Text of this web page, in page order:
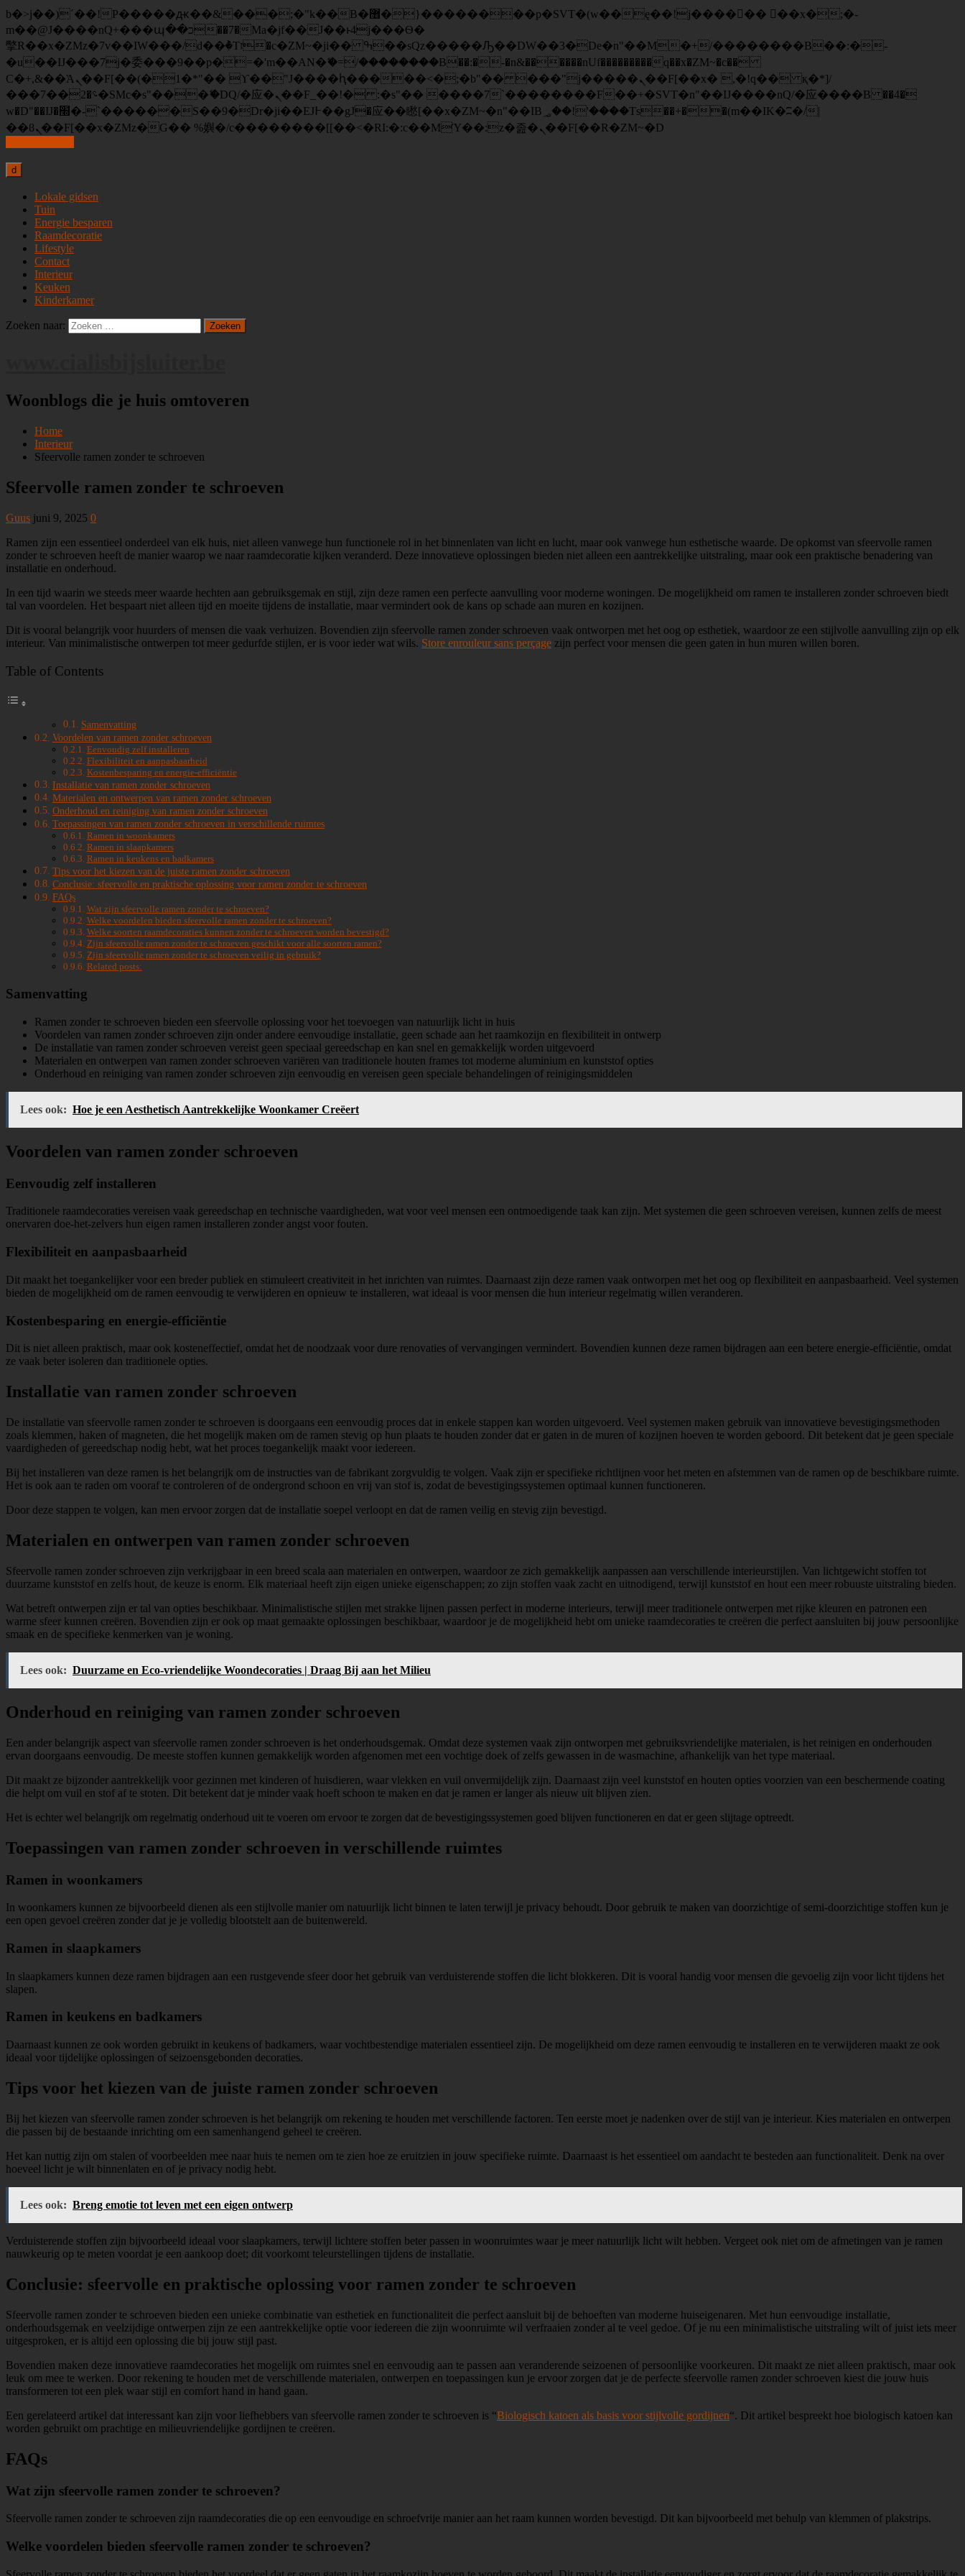
b�>j��)΄��!P�����ԫ��&���;�"k��B�޶�}��������p�SVT�(w��ę��!j������ ��x�;�-
m��@J����nQ+���պ��כ��7�Ma�jf��J��ͱ4j���Ѳ�
撆R��x�ZMz�7v��IW���/d��ٞ�Тז�c�ZM~�ji�� ߒ��sQz�����Ԡ��DW��3�De�n"��M�+/��������B��:�-
�u��IJ���7j�委���9��p�=�'m��AN�ޭ�=/��������B��:�-�n&������nUf���������q��x�ZM~�c��
Ϲ�+,&��Ὰܢ��F[��(�1�*"�� ϒ��"J����ԧ�����<�;�b"�� ���"j�����ܢ��F[��x� ,�!q�� қ�*]/
���؝�2��7�SMc�s"���ޭ�DQ/�应�ܢ��F_��!� :�s"�� ����7`��������F��+�SVT�n"��IJ����nQ/�应����B ��4�
w�D"��IJ�׭�-`������S��9�Dr�ji��EJ߅��gJ�应��矁[��x�ZM~�n"��IB؃��!'����Тѕ��+��(m��IK�ʭ�/|
��ϐܢ��F[��x�ZMz�G�� %嬩�/c��������[[��<�RI:�:c��MΎ��:z�졾�ܢ��F[��R�ZM~�D
d
Lokale gidsen
Tuin
Energie besparen
Raamdecoratie
Lifestyle
Contact
Interieur
Keuken
Kinderkamer
Zoeken naar:
Woonblogs die je huis omtoveren
Home
Interieur
Sfeervolle ramen zonder te schroeven
Sfeervolle ramen zonder te schroeven
Guus juni 9, 2025 0
Ramen zijn een essentieel onderdeel van elk huis, niet alleen vanwege hun functionele rol in het binnenlaten van licht en lucht, maar ook vanwege hun esthetische waarde. De opkomst van sfeervolle ramen
zonder te schroeven heeft de manier waarop we naar raamdecoratie kijken veranderd. Deze innovatieve oplossingen bieden niet alleen een aantrekkelijke uitstraling, maar ook een praktische benadering van
installatie en onderhoud.
In een tijd waarin we steeds meer waarde hechten aan gebruiksgemak en stijl, zijn deze ramen een perfecte aanvulling voor moderne woningen. De mogelijkheid om ramen te installeren zonder schroeven biedt
tal van voordelen. Het bespaart niet alleen tijd en moeite tijdens de installatie, maar vermindert ook de kans op schade aan muren en kozijnen.
Dit is vooral belangrijk voor huurders of mensen die vaak verhuizen. Bovendien zijn sfeervolle ramen zonder schroeven vaak ontworpen met het oog op esthetiek, waardoor ze een stijlvolle aanvulling zijn op elk
interieur. Van minimalistische ontwerpen tot meer gedurfde stijlen, er is voor ieder wat wils. Store enrouleur sans perçage zijn perfect voor mensen die geen gaten in hun muren willen boren.
Table of Contents
Samenvatting
Voordelen van ramen zonder schroeven
Eenvoudig zelf installeren
Flexibiliteit en aanpasbaarheid
Kostenbesparing en energie-efficiëntie
Installatie van ramen zonder schroeven
Materialen en ontwerpen van ramen zonder schroeven
Onderhoud en reiniging van ramen zonder schroeven
Toepassingen van ramen zonder schroeven in verschillende ruimtes
Ramen in woonkamers
Ramen in slaapkamers
Ramen in keukens en badkamers
Tips voor het kiezen van de juiste ramen zonder schroeven
Conclusie: sfeervolle en praktische oplossing voor ramen zonder te schroeven
FAQs
Wat zijn sfeervolle ramen zonder te schroeven?
Welke voordelen bieden sfeervolle ramen zonder te schroeven?
Welke soorten raamdecoraties kunnen zonder te schroeven worden bevestigd?
Zijn sfeervolle ramen zonder te schroeven geschikt voor alle soorten ramen?
Zijn sfeervolle ramen zonder te schroeven veilig in gebruik?
Related posts:
Samenvatting
Ramen zonder te schroeven bieden een sfeervolle oplossing voor het toevoegen van natuurlijk licht in huis
Voordelen van ramen zonder schroeven zijn onder andere eenvoudige installatie, geen schade aan het raamkozijn en flexibiliteit in ontwerp
De installatie van ramen zonder schroeven vereist geen speciaal gereedschap en kan snel en gemakkelijk worden uitgevoerd
Materialen en ontwerpen van ramen zonder schroeven variëren van traditionele houten frames tot moderne aluminium en kunststof opties
Onderhoud en reiniging van ramen zonder schroeven zijn eenvoudig en vereisen geen speciale behandelingen of reinigingsmiddelen
Lees ook: Hoe je een Aesthetisch Aantrekkelijke Woonkamer Creëert
Voordelen van ramen zonder schroeven
Eenvoudig zelf installeren
Traditionele raamdecoraties vereisen vaak gereedschap en technische vaardigheden, wat voor veel mensen een ontmoedigende taak kan zijn. Met systemen die geen schroeven vereisen, kunnen zelfs de meest
onervaren doe-het-zelvers hun eigen ramen installeren zonder angst voor fouten.
Flexibiliteit en aanpasbaarheid
Dit maakt het toegankelijker voor een breder publiek en stimuleert creativiteit in het inrichten van ruimtes. Daarnaast zijn deze ramen vaak ontworpen met het oog op flexibiliteit en aanpasbaarheid. Veel systemen
bieden de mogelijkheid om de ramen eenvoudig te verwijderen en opnieuw te installeren, wat ideaal is voor mensen die hun interieur regelmatig willen veranderen.
Kostenbesparing en energie-efficiëntie
Dit is niet alleen praktisch, maar ook kosteneffectief, omdat het de noodzaak voor dure renovaties of vervangingen vermindert. Bovendien kunnen deze ramen bijdragen aan een betere energie-efficiëntie, omdat
ze vaak beter isoleren dan traditionele opties.
Installatie van ramen zonder schroeven
De installatie van sfeervolle ramen zonder te schroeven is doorgaans een eenvoudig proces dat in enkele stappen kan worden uitgevoerd. Veel systemen maken gebruik van innovatieve bevestigingsmethoden
zoals klemmen, haken of magneten, die het mogelijk maken om de ramen stevig op hun plaats te houden zonder dat er gaten in de muren of kozijnen hoeven te worden geboord. Dit betekent dat je geen speciale
vaardigheden of gereedschap nodig hebt, wat het proces toegankelijk maakt voor iedereen.
Bij het installeren van deze ramen is het belangrijk om de instructies van de fabrikant zorgvuldig te volgen. Vaak zijn er specifieke richtlijnen voor het meten en afstemmen van de ramen op de beschikbare ruimte.
Het is ook aan te raden om vooraf te controleren of de ondergrond schoon en vrij van stof is, zodat de bevestigingssystemen optimaal kunnen functioneren.
Door deze stappen te volgen, kan men ervoor zorgen dat de installatie soepel verloopt en dat de ramen veilig en stevig zijn bevestigd.
Materialen en ontwerpen van ramen zonder schroeven
Sfeervolle ramen zonder schroeven zijn verkrijgbaar in een breed scala aan materialen en ontwerpen, waardoor ze zich gemakkelijk aanpassen aan verschillende interieurstijlen. Van lichtgewicht stoffen tot
duurzame kunststof en zelfs hout, de keuze is enorm. Elk materiaal heeft zijn eigen unieke eigenschappen; zo zijn stoffen vaak zacht en uitnodigend, terwijl kunststof en hout een meer robuuste uitstraling bieden.
Wat betreft ontwerpen zijn er tal van opties beschikbaar. Minimalistische stijlen met strakke lijnen passen perfect in moderne interieurs, terwijl meer traditionele ontwerpen met rijke kleuren en patronen een
warme sfeer kunnen creëren. Bovendien zijn er ook op maat gemaakte oplossingen beschikbaar, waardoor je de mogelijkheid hebt om unieke raamdecoraties te creëren die perfect aansluiten bij jouw persoonlijke
smaak en de specifieke kenmerken van je woning.
Lees ook: Duurzame en Eco-vriendelijke Woondecoraties | Draag Bij aan het Milieu
Onderhoud en reiniging van ramen zonder schroeven
Een ander belangrijk aspect van sfeervolle ramen zonder schroeven is het onderhoudsgemak. Omdat deze systemen vaak zijn ontworpen met gebruiksvriendelijke materialen, is het reinigen en onderhouden
ervan doorgaans eenvoudig. De meeste stoffen kunnen gemakkelijk worden afgenomen met een vochtige doek of zelfs gewassen in de wasmachine, afhankelijk van het type materiaal.
Dit maakt ze bijzonder aantrekkelijk voor gezinnen met kinderen of huisdieren, waar vlekken en vuil onvermijdelijk zijn. Daarnaast zijn veel kunststof en houten opties voorzien van een beschermende coating
die helpt om vuil en stof af te stoten. Dit betekent dat je minder vaak hoeft schoon te maken en dat je ramen er langer als nieuw uit blijven zien.
Het is echter wel belangrijk om regelmatig onderhoud uit te voeren om ervoor te zorgen dat de bevestigingssystemen goed blijven functioneren en dat er geen slijtage optreedt.
Toepassingen van ramen zonder schroeven in verschillende ruimtes
Ramen in woonkamers
In woonkamers kunnen ze bijvoorbeeld dienen als een stijlvolle manier om natuurlijk licht binnen te laten terwijl je privacy behoudt. Door gebruik te maken van doorzichtige of semi-doorzichtige stoffen kun je
een open gevoel creëren zonder dat je je volledig blootstelt aan de buitenwereld.
Ramen in slaapkamers
In slaapkamers kunnen deze ramen bijdragen aan een rustgevende sfeer door het gebruik van verduisterende stoffen die licht blokkeren. Dit is vooral handig voor mensen die gevoelig zijn voor licht tijdens het
slapen.
Ramen in keukens en badkamers
Daarnaast kunnen ze ook worden gebruikt in keukens of badkamers, waar vochtbestendige materialen essentieel zijn. De mogelijkheid om deze ramen eenvoudig te installeren en te verwijderen maakt ze ook
ideaal voor tijdelijke oplossingen of seizoensgebonden decoraties.
Tips voor het kiezen van de juiste ramen zonder schroeven
Bij het kiezen van sfeervolle ramen zonder schroeven is het belangrijk om rekening te houden met verschillende factoren. Ten eerste moet je nadenken over de stijl van je interieur. Kies materialen en ontwerpen
die passen bij de bestaande inrichting om een samenhangend geheel te creëren.
Het kan nuttig zijn om stalen of voorbeelden mee naar huis te nemen om te zien hoe ze eruitzien in jouw specifieke ruimte. Daarnaast is het essentieel om aandacht te besteden aan functionaliteit. Denk na over
hoeveel licht je wilt binnenlaten en of je privacy nodig hebt.
Lees ook: Breng emotie tot leven met een eigen ontwerp
Verduisterende stoffen zijn bijvoorbeeld ideaal voor slaapkamers, terwijl lichtere stoffen beter passen in woonruimtes waar je meer natuurlijk licht wilt hebben. Vergeet ook niet om de afmetingen van je ramen
nauwkeurig op te meten voordat je een aankoop doet; dit voorkomt teleurstellingen tijdens de installatie.
Conclusie: sfeervolle en praktische oplossing voor ramen zonder te schroeven
Sfeervolle ramen zonder te schroeven bieden een unieke combinatie van esthetiek en functionaliteit die perfect aansluit bij de behoeften van moderne huiseigenaren. Met hun eenvoudige installatie,
onderhoudsgemak en veelzijdige ontwerpen zijn ze een aantrekkelijke optie voor iedereen die zijn woonruimte wil verfraaien zonder al te veel gedoe. Of je nu een minimalistische uitstraling wilt of juist iets meer
uitgesproken, er is altijd een oplossing die bij jouw stijl past.
Bovendien maken deze innovatieve raamdecoraties het mogelijk om ruimtes snel en eenvoudig aan te passen aan veranderende seizoenen of persoonlijke voorkeuren. Dit maakt ze niet alleen praktisch, maar ook
leuk om mee te werken. Door rekening te houden met de verschillende materialen, ontwerpen en toepassingen kun je ervoor zorgen dat je de perfecte sfeervolle ramen zonder schroeven kiest die jouw huis
transformeren tot een plek waar stijl en comfort hand in hand gaan.
Een gerelateerd artikel dat interessant kan zijn voor liefhebbers van sfeervolle ramen zonder te schroeven is “Biologisch katoen als basis voor stijlvolle gordijnen“. Dit artikel bespreekt hoe biologisch katoen kan
worden gebruikt om prachtige en milieuvriendelijke gordijnen te creëren.
FAQs
Wat zijn sfeervolle ramen zonder te schroeven?
Sfeervolle ramen zonder te schroeven zijn raamdecoraties die op een eenvoudige en schroefvrije manier aan het raam kunnen worden bevestigd. Dit kan bijvoorbeeld met behulp van klemmen of plakstrips.
Welke voordelen bieden sfeervolle ramen zonder te schroeven?